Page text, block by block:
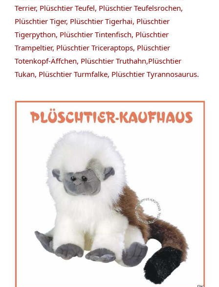
Terrier, Plüschtier Teufel, Plüschtier Teufelsrochen,
Plüschtier Tiger, Plüschtier Tigerhai, Plüschtier
Tigerpython, Plüschtier Tintenfisch, Plüschtier
Trampeltier, Plüschtier Triceraptops, Plüschtier
Totenkopf-Äffchen, Plüschtier Truthahn,Plüschtier
Tukan, Plüschtier Turmfalke, Plüschtier Tyrannosaurus.